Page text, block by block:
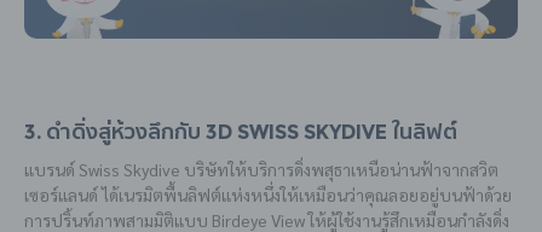
3. ดำดิ่งสู่ห้วงลึกกับ 3D Swiss Skydive ในลิฟต์
แบรนด์ Swiss Skydive บริษัทให้บริการดิ่งพสุธาเหนือน่านฟ้าจากสวิต
เซอร์แลนด์ ได้เนรมิตพื้นลิฟต์แห่งหนึ่งให้เหมือนว่าคุณลอยอยู่บนฟ้าด้วย
การปริ้นท์ภาพสามมิติแบบ Birdeye View ให้ผู้ใช้งานรู้สึกเหมือนกำลังดิ่ง